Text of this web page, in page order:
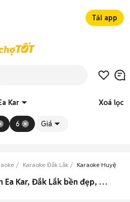
Tải app
Kar Xoá lọc
6 Giá
Karaoke Đắk Lắk Karaoke Huyện Ea
0 Dàn Karaoke cũ Huyện Ea Kar, Đắk Lắk bền đẹp, giá rẻ